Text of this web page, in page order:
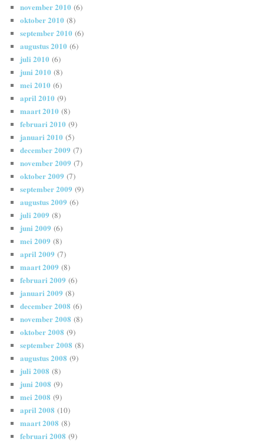
november 2010 (6)
oktober 2010 (8)
september 2010 (6)
augustus 2010 (6)
juli 2010 (6)
juni 2010 (8)
mei 2010 (6)
april 2010 (9)
maart 2010 (8)
februari 2010 (9)
januari 2010 (5)
december 2009 (7)
november 2009 (7)
oktober 2009 (7)
september 2009 (9)
augustus 2009 (6)
juli 2009 (8)
juni 2009 (6)
mei 2009 (8)
april 2009 (7)
maart 2009 (8)
februari 2009 (6)
januari 2009 (8)
december 2008 (6)
november 2008 (8)
oktober 2008 (9)
september 2008 (8)
augustus 2008 (9)
juli 2008 (8)
juni 2008 (9)
mei 2008 (9)
april 2008 (10)
maart 2008 (8)
februari 2008 (9)